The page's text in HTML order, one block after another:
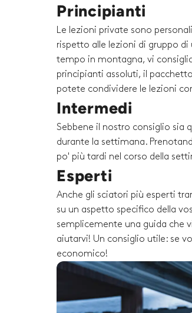
Principianti
Le lezioni private sono
rispetto alle lezioni di gruppo
tempo in montagna, vi
principianti assoluti, il
potete condividere le lezioni
Intermedi
Sebbene il nostro consiglio sia
durante la settimana.
po' più tardi nel corso della
Esperti
Anche gli sciatori più esperti
su un aspetto specifico della
semplicemente una guida che
aiutarvi! Un consiglio utile: se
economico!